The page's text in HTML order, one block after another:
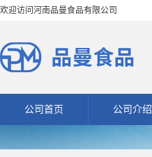
欢迎访问河南品曼食品有限公司
公司首页 公司介绍